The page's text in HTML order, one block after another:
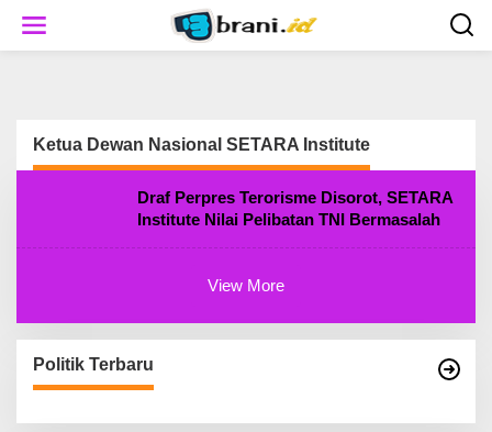
i
Ketua Dewan Nasional SETARA Institute
Draf Perpres Terorisme Disorot, SETARA
Institute Nilai Pelibatan TNI Bermasalah
View More
Politik Terbaru